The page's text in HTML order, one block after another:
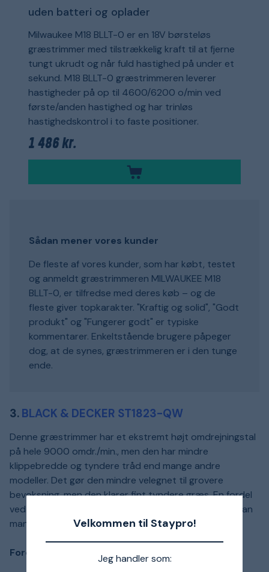
Velkommen til Staypro!
Jeg handler som:
uden batteri og oplader
Milwaukee M18 BLLT-0 er en 18V børsteløs
græstrimmer med tilstrækkelig kraft til at fjerne
tungt ukrudt og når fuld hastighed på under et
sekund. M18 BLLT-0 græstrimmeren leverer
hastigheder på op til 4600/6200 o/min ved
første/anden hastighed og har trinløs
hastighedskontrol i to faste positioner.
1 486 kr.
Sådan mener vores kunder
De fleste af vores kunder, som har købt, testet
og anmeldt græstrimmeren MILWAUKEE M18
BLLT-0, er tilfredse med deres køb – og de
fleste giver topkarakter. "Kraftig og solid", "Godt
produkt" og "Fungerer godt" er typiske
kommentarer. Enkeltstående brugere påpeger
dog, at de synes, græstrimmeren er i den tunge
ende.
3. BLACK & DECKER ST1823-QW
Denne græstrimmer har et ekstremt højt omdrejningstal
på hele 9000 omdr./min., men den har mindre
klippebredde og tyndere tråd end mange andre
modeller. Det gør den mindre velegnet til grovere
bevoksning, men den klarer fint tyndere græs. En fordel
ved græstrimmeren er, at den er så let og lille, at du kan
manøvrere den med én hånd.
Fordele ved Black & Decker ST1823-QW: